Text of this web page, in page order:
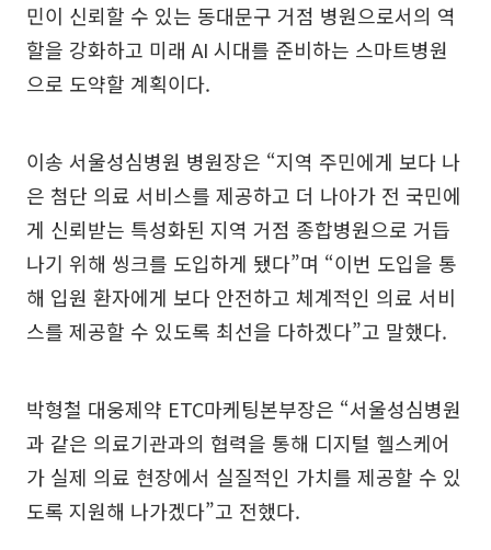
민이 신뢰할 수 있는 동대문구 거점 병원으로서의 역
할을 강화하고 미래 AI 시대를 준비하는 스마트병원
으로 도약할 계획이다.
이송 서울성심병원 병원장은 “지역 주민에게 보다 나
은 첨단 의료 서비스를 제공하고 더 나아가 전 국민에
게 신뢰받는 특성화된 지역 거점 종합병원으로 거듭
나기 위해 씽크를 도입하게 됐다”며 “이번 도입을 통
해 입원 환자에게 보다 안전하고 체계적인 의료 서비
스를 제공할 수 있도록 최선을 다하겠다”고 말했다.
박형철 대웅제약 ETC마케팅본부장은 “서울성심병원
과 같은 의료기관과의 협력을 통해 디지털 헬스케어
가 실제 의료 현장에서 실질적인 가치를 제공할 수 있
도록 지원해 나가겠다”고 전했다.